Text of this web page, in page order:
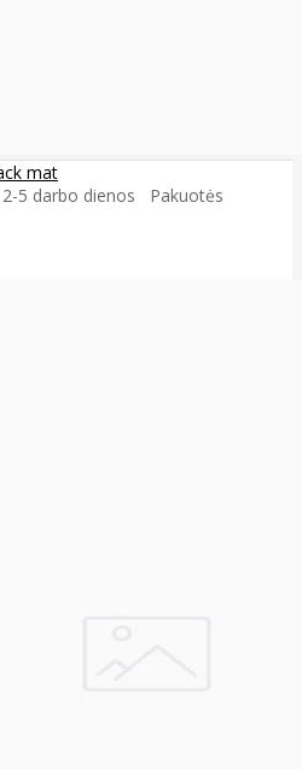
mat
5 darbo dienos Pakuotės